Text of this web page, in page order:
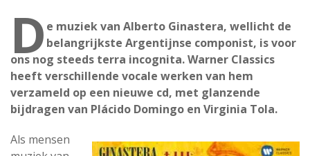
D e muziek van Alberto Ginastera, wellicht de
belangrijkste Argentijnse componist, is voor
ons nog steeds terra incognita. Warner Classics
heeft verschillende vocale werken van hem
verzameld op een nieuwe cd, met glanzende
bijdragen van Plácido Domingo en Virginia Tola.
Als mensen